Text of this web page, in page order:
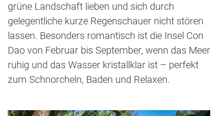
grüne Landschaft lieben und sich durch
gelegentliche kurze Regenschauer nicht stören
lassen. Besonders romantisch ist die Insel Con
Dao von Februar bis September, wenn das Meer
ruhig und das Wasser kristallklar ist – perfekt
zum Schnorcheln, Baden und Relaxen.